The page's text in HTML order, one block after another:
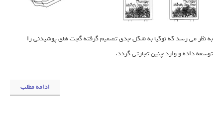
به نظر می رسد که نوکیا به شکل جدی تصمیم گرفته گجت های پوشیدنی را
توسعه داده و وارد چنین تجارتی گردد.
ادامه مطلب